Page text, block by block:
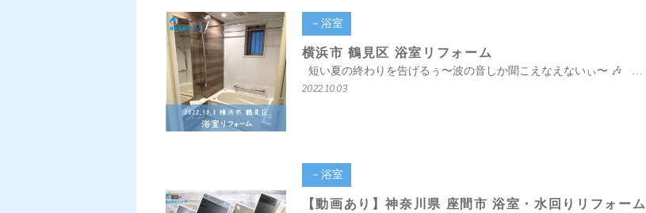
－浴室
横浜市 鶴見区 浴室リフォーム
短い夏の終わりを告げるぅ〜波の音しか聞こえなえないぃ〜 🎶 …
2022.10.03
－浴室
【動画あり】神奈川県 座間市 浴室・水回りリフォーム